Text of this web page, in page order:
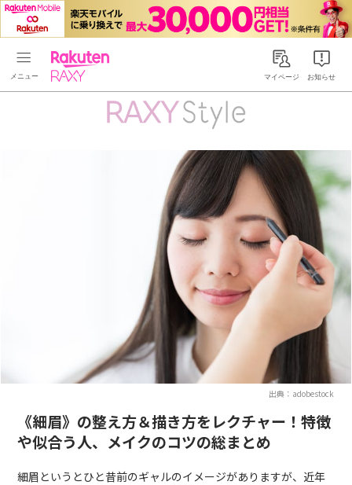
Rakuten RAXYマイページ お知らせ
出典：adobestock
《細眉》の整え方＆描き方をレクチャー！特徴
や似合う人、メイクのコツの総まとめ
細眉というとひと昔前のギャルのイメージがありますが、近年